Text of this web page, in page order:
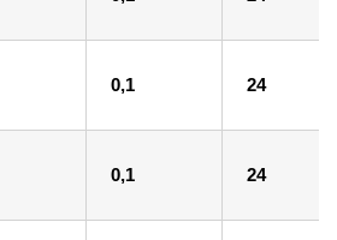
0,1 24
0,1 24